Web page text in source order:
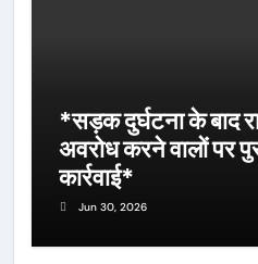
*सड़क दुर्घटना के बाद
अवरोध करने वालों पर
कार्रवाई*
Jun 30, 2026